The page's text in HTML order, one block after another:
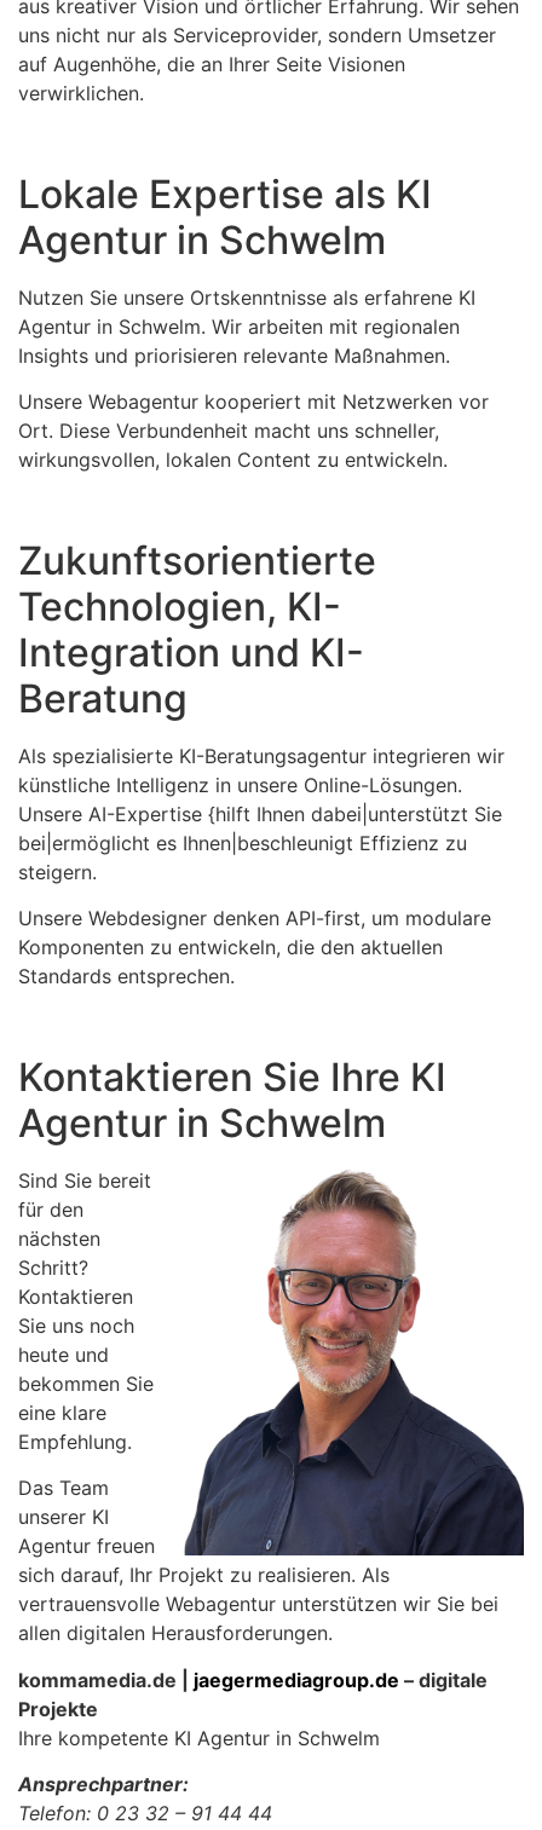
aus kreativer Vision und örtlicher Erfahrung. Wir sehen
uns nicht nur als Serviceprovider, sondern Umsetzer
auf Augenhöhe, die an Ihrer Seite Visionen
verwirklichen.
Lokale Expertise als KI
Agentur in Schwelm
Nutzen Sie unsere Ortskenntnisse als erfahrene KI
Agentur in Schwelm. Wir arbeiten mit regionalen
Insights und priorisieren relevante Maßnahmen.
Unsere Webagentur kooperiert mit Netzwerken vor
Ort. Diese Verbundenheit macht uns schneller,
wirkungsvollen, lokalen Content zu entwickeln.
Zukunftsorientierte
Technologien, KI-
Integration und KI-
Beratung
Als spezialisierte KI-Beratungsagentur integrieren wir
künstliche Intelligenz in unsere Online-Lösungen.
Unsere AI-Expertise {hilft Ihnen dabei|unterstützt Sie
bei|ermöglicht es Ihnen|beschleunigt Effizienz zu
steigern.
Unsere Webdesigner denken API-first, um modulare
Komponenten zu entwickeln, die den aktuellen
Standards entsprechen.
Kontaktieren Sie Ihre KI
Agentur in Schwelm
Sind Sie bereit
für den
nächsten
Schritt?
Kontaktieren
Sie uns noch
heute und
bekommen Sie
eine klare
Empfehlung.
Das Team
unserer KI
Agentur freuen
sich darauf, Ihr Projekt zu realisieren. Als
vertrauensvolle Webagentur unterstützen wir Sie bei
allen digitalen Herausforderungen.
kommamedia.de | jaegermediagroup.de – digitale
Projekte
Ihre kompetente KI Agentur in Schwelm
Ansprechpartner:
Telefon: 0 23 32 – 91 44 44